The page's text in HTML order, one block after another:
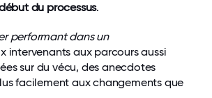
du processus.
performant dans un
intervenants aux parcours aussi
sur du vécu, des anecdotes
facilement aux changements que